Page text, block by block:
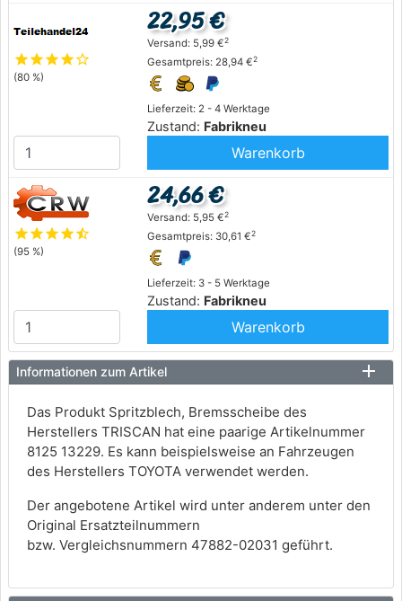
starstarstarstarstar_outline
(80 %)
Lieferzeit: 2 - 4 Werktage
Zustand: Fabrikneu
22,95 €
Versand: 5,99 €2
Gesamtpreis: 28,94 €2
Warenkorb
starstarstarstarstar_half
(95 %)
Lieferzeit: 3 - 5 Werktage
Zustand: Fabrikneu
24,66 €
Versand: 5,95 €2
Gesamtpreis: 30,61 €2
Warenkorb
Informationen zum Artikel
Das Produkt Spritzblech, Bremsscheibe des
Herstellers TRISCAN hat eine paarige Artikelnummer
8125 13229. Es kann beispielsweise an Fahrzeugen
des Herstellers TOYOTA verwendet werden.
Der angebotene Artikel wird unter anderem unter den
Original Ersatzteilnummern
bzw. Vergleichsnummern 47882-02031 geführt.